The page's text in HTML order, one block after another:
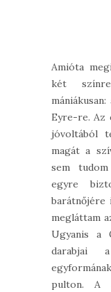
Amióta
két
Eyre-re. Az
jóvoltából
magát a
sem
egyre
barátnőjére
megláttam
Ugyanis a
darabjai
pulton. A